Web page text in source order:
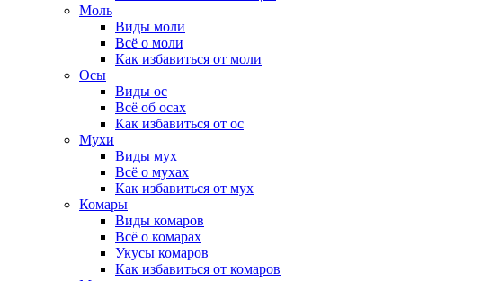
Моль
Виды моли
Всё о моли
Как избавиться от моли
Осы
Виды ос
Всё об осах
Как избавиться от ос
Мухи
Виды мух
Всё о мухах
Как избавиться от мух
Комары
Виды комаров
Всё о комарах
Укусы комаров
Как избавиться от комаров